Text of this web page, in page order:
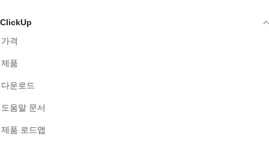
ClickUp
가격
제품
다운로드
도움말 문서
제품 로드맵